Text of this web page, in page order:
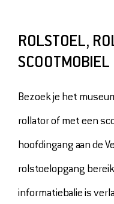
TICKETS
MUSEUMSHOP
DOE EEN DONATIE
ROLSTOEL,
SCOOTMOBIEL
Bezoek je het
rollator of met een
hoofdingang aan de
rolstoelopgang
informatiebalie is